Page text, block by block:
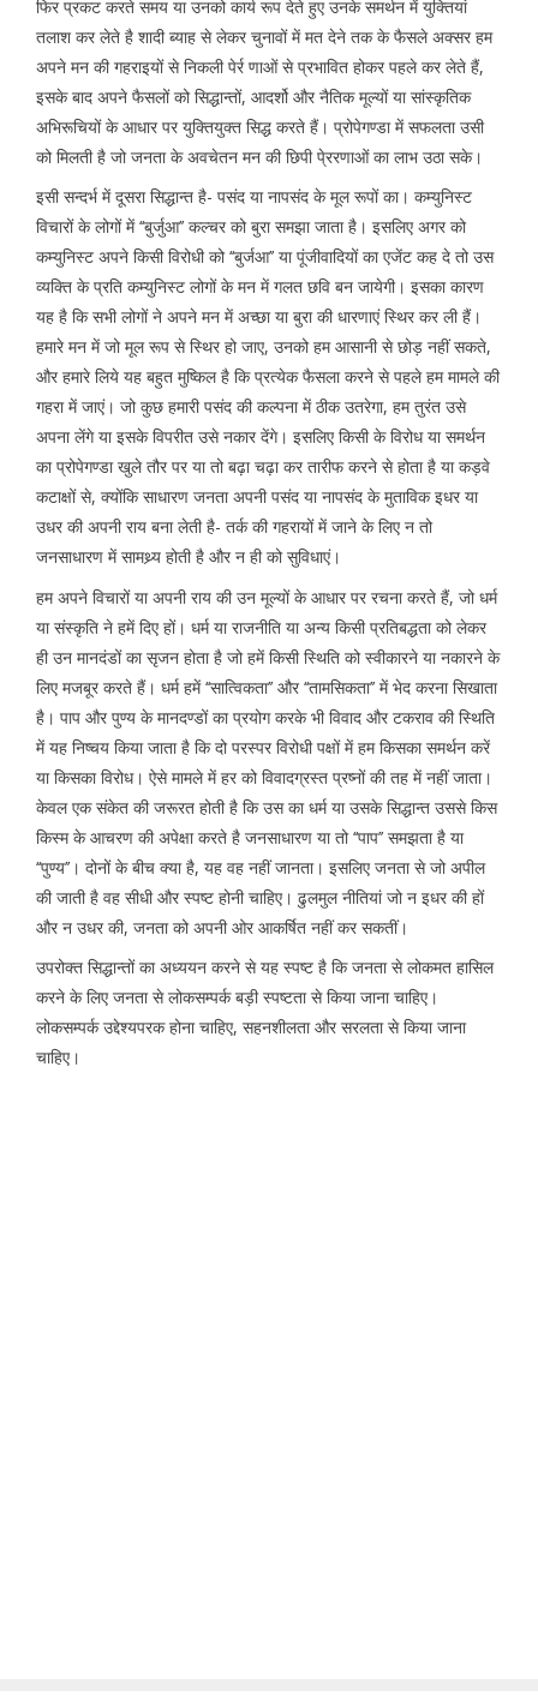
फिर प्रकट करते समय या उनको कार्य रूप देते हुए उनके समर्थन में युक्तियां
तलाश कर लेते है शादी ब्याह से लेकर चुनावों में मत देने तक के फैसले अक्सर हम
अपने मन की गहराइयों से निकली पेर्र णाओं से प्रभावित होकर पहले कर लेते हैं,
इसके बाद अपने फैसलों को सिद्धान्तों, आदर्शो और नैतिक मूल्यों या सांस्कृतिक
अभिरूचियों के आधार पर युक्तियुक्त सिद्ध करते हैं। प्रोपेगण्डा में सफलता उसी
को मिलती है जो जनता के अवचेतन मन की छिपी पे्ररणाओं का लाभ उठा सके।
इसी सन्दर्भ में दूसरा सिद्धान्त है- पसंद या नापसंद के मूल रूपों का। कम्युनिस्ट
विचारों के लोगों में ‘‘बुर्जुआ’’ कल्चर को बुरा समझा जाता है। इसलिए अगर को
कम्युनिस्ट अपने किसी विरोधी को ‘‘बुर्जआ’’ या पूंजीवादियों का एजेंट कह दे तो उस
व्यक्ति के प्रति कम्युनिस्ट लोगों के मन में गलत छवि बन जायेगी। इसका कारण
यह है कि सभी लोगों ने अपने मन में अच्छा या बुरा की धारणाएं स्थिर कर ली हैं।
हमारे मन में जो मूल रूप से स्थिर हो जाए, उनको हम आसानी से छोड़ नहीं सकते,
और हमारे लिये यह बहुत मुष्किल है कि प्रत्येक फैसला करने से पहले हम मामले की
गहरा में जाएं। जो कुछ हमारी पसंद की कल्पना में ठीक उतरेगा, हम तुरंत उसे
अपना लेंगे या इसके विपरीत उसे नकार देंगे। इसलिए किसी के विरोध या समर्थन
का प्रोपेगण्डा खुले तौर पर या तो बढ़ा चढ़ा कर तारीफ करने से होता है या कड़वे
कटाक्षों से, क्योंकि साधारण जनता अपनी पसंद या नापसंद के मुताविक इधर या
उधर की अपनी राय बना लेती है- तर्क की गहरायों में जाने के लिए न तो
जनसाधारण में सामथ्र्य होती है और न ही को सुविधाएं।
हम अपने विचारों या अपनी राय की उन मूल्यों के आधार पर रचना करते हैं, जो धर्म
या संस्कृति ने हमें दिए हों। धर्म या राजनीति या अन्य किसी प्रतिबद्धता को लेकर
ही उन मानदंडों का सृजन होता है जो हमें किसी स्थिति को स्वीकारने या नकारने के
लिए मजबूर करते हैं। धर्म हमें ‘‘सात्विकता’’ और ‘‘तामसिकता’’ में भेद करना सिखाता
है। पाप और पुण्य के मानदण्डों का प्रयोग करके भी विवाद और टकराव की स्थिति
में यह निष्चय किया जाता है कि दो परस्पर विरोधी पक्षों में हम किसका समर्थन करें
या किसका विरोध। ऐसे मामले में हर को विवादग्रस्त प्रष्नों की तह में नहीं जाता।
केवल एक संकेत की जरूरत होती है कि उस का धर्म या उसके सिद्धान्त उससे किस
किस्म के आचरण की अपेक्षा करते है जनसाधारण या तो ‘‘पाप’’ समझता है या
‘‘पुण्य’’। दोनों के बीच क्या है, यह वह नहीं जानता। इसलिए जनता से जो अपील
की जाती है वह सीधी और स्पष्ट होनी चाहिए। ढुलमुल नीतियां जो न इधर की हों
और न उधर की, जनता को अपनी ओर आकर्षित नहीं कर सकतीं।
उपरोक्त सिद्धान्तों का अध्ययन करने से यह स्पष्ट है कि जनता से लोकमत हासिल
करने के लिए जनता से लोकसम्पर्क बड़ी स्पष्टता से किया जाना चाहिए।
लोकसम्पर्क उद्देश्यपरक होना चाहिए, सहनशीलता और सरलता से किया जाना
चाहिए।